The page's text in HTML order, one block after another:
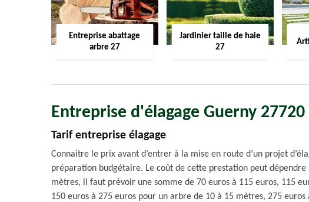
Entreprise abattage
arbre 27
Jardinier taille de haie
27
Entreprise d'élagage Guerny 27720
Tarif entreprise élagage
Connaitre le prix avant d’entrer à la mise en route d’un projet
préparation budgétaire. Le coût de cette prestation peut
mètres, il faut prévoir une somme de 70 euros à 115 euros, 115
150 euros à 275 euros pour un arbre de 10 à 15 mètres, 275